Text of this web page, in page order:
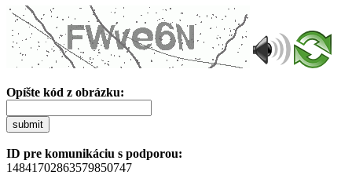
Opíšte kód z obrázku:
submit
ID pre komunikáciu s podporou:
14841702863579850747